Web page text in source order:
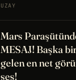
UZAY
Mars
MESAJ! Başka
gelen en net
ses!